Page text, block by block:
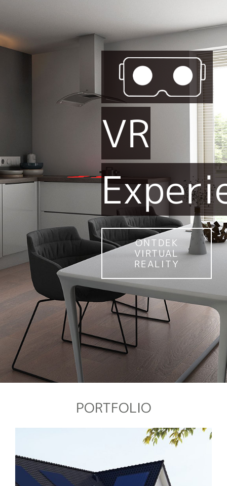
VR
ONTDEK
VIRTUAL
REALITY
PORTFOLIO